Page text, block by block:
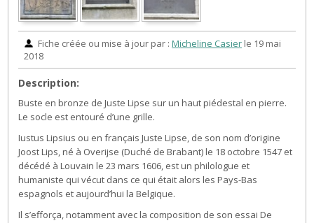
Fiche créée ou mise à jour par : Micheline Casier le 19 mai
2018
Description:
Buste en bronze de Juste Lipse sur un haut piédestal en pierre.
Le socle est entouré d’une grille.
Iustus Lipsius ou en français Juste Lipse, de son nom d’origine
Joost Lips, né à Overijse (Duché de Brabant) le 18 octobre 1547 et
décédé à Louvain le 23 mars 1606, est un philologue et
humaniste qui vécut dans ce qui était alors les Pays-Bas
espagnols et aujourd’hui la Belgique.
Il s’efforça, notamment avec la composition de son essai De